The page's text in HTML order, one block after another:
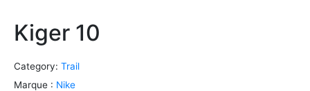
Kiger 10
Category: Trail
Marque : Nike